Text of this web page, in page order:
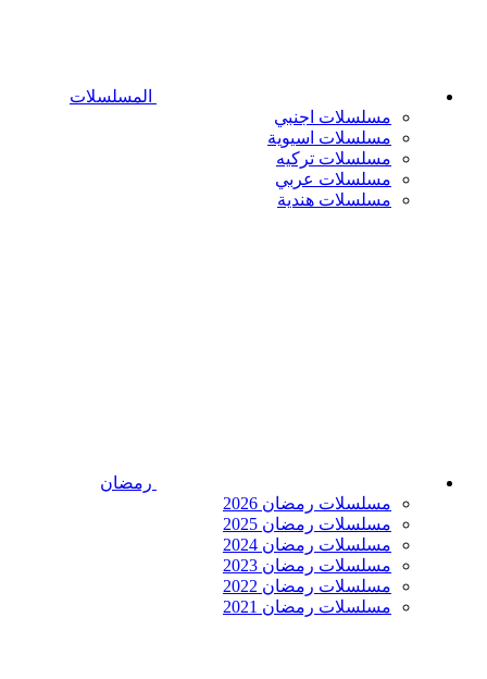
المسلسلات
مسلسلات اجنبي
مسلسلات اسيوية
مسلسلات تركيه
مسلسلات عربي
مسلسلات هندية
رمضان
مسلسلات رمضان 2026
مسلسلات رمضان 2025
مسلسلات رمضان 2024
مسلسلات رمضان 2023
مسلسلات رمضان 2022
مسلسلات رمضان 2021